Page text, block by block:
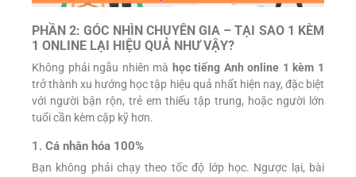
PHẦN 2: GÓC NHÌN CHUYÊN GIA – TẠI SAO 1 KÈM
1 ONLINE LẠI HIỆU QUẢ NHƯ VẬY?
Không phải ngẫu nhiên mà học tiếng Anh online 1 kèm 1
trở thành xu hướng học tập hiệu quả nhất hiện nay, đặc biệt
với người bận rộn, trẻ em thiếu tập trung, hoặc người lớn
tuổi cần kèm cặp kỹ hơn.
1. Cá nhân hóa 100%
Bạn không phải chạy theo tốc độ lớp học. Ngược lại, bài